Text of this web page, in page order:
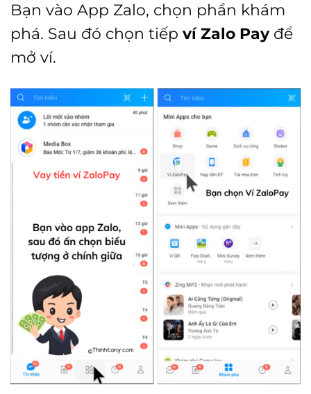
Bạn vào App Zalo, chọn phần khám
phá. Sau đó chọn tiếp ví Zalo Payđể
mở ví.